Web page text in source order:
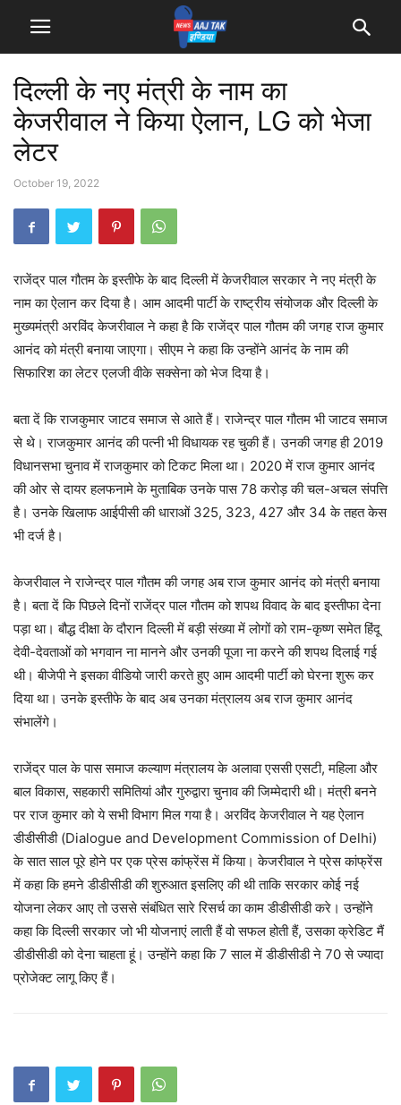
दिल्ली के नए मंत्री के नाम का
केजरीवाल ने किया ऐलान, LG को भेजा
लेटर
October 19, 2022
राजेंद्र पाल गौतम के इस्तीफे के बाद दिल्ली में केजरीवाल सरकार ने नए मंत्री के
नाम का ऐलान कर दिया है। आम आदमी पार्टी के राष्ट्रीय संयोजक और दिल्ली के
मुख्यमंत्री अरविंद केजरीवाल ने कहा है कि राजेंद्र पाल गौतम की जगह राज कुमार
आनंद को मंत्री बनाया जाएगा। सीएम ने कहा कि उन्होंने आनंद के नाम की
सिफारिश का लेटर एलजी वीके सक्सेना को भेज दिया है।
बता दें कि राजकुमार जाटव समाज से आते हैं। राजेन्द्र पाल गौतम भी जाटव समाज
से थे। राजकुमार आनंद की पत्नी भी विधायक रह चुकी हैं। उनकी जगह ही 2019
विधानसभा चुनाव में राजकुमार को टिकट मिला था। 2020 में राज कुमार आनंद
की ओर से दायर हलफनामे के मुताबिक उनके पास 78 करोड़ की चल-अचल संपत्ति
है। उनके खिलाफ आईपीसी की धाराओं 325, 323, 427 और 34 के तहत केस
भी दर्ज है।
केजरीवाल ने राजेन्द्र पाल गौतम की जगह अब राज कुमार आनंद को मंत्री बनाया
है। बता दें कि पिछले दिनों राजेंद्र पाल गौतम को शपथ विवाद के बाद इस्तीफा देना
पड़ा था। बौद्ध दीक्षा के दौरान दिल्ली में बड़ी संख्या में लोगों को राम-कृष्ण समेत हिंदू
देवी-देवताओं को भगवान ना मानने और उनकी पूजा ना करने की शपथ दिलाई गई
थी। बीजेपी ने इसका वीडियो जारी करते हुए आम आदमी पार्टी को घेरना शुरू कर
दिया था। उनके इस्तीफे के बाद अब उनका मंत्रालय अब राज कुमार आनंद
संभालेंगे।
राजेंद्र पाल के पास समाज कल्याण मंत्रालय के अलावा एससी एसटी, महिला और
बाल विकास, सहकारी समितियां और गुरुद्वारा चुनाव की जिम्मेदारी थी। मंत्री बनने
पर राज कुमार को ये सभी विभाग मिल गया है। अरविंद केजरीवाल ने यह ऐलान
डीडीसीडी (Dialogue and Development Commission of Delhi)
के सात साल पूरे होने पर एक प्रेस कांफ्रेंस में किया। केजरीवाल ने प्रेस कांफ्रेंस
में कहा कि हमने डीडीसीडी की शुरुआत इसलिए की थी ताकि सरकार कोई नई
योजना लेकर आए तो उससे संबंधित सारे रिसर्च का काम डीडीसीडी करे। उन्होंने
कहा कि दिल्ली सरकार जो भी योजनाएं लाती हैं वो सफल होती हैं, उसका क्रेडिट मैं
डीडीसीडी को देना चाहता हूं। उन्होंने कहा कि 7 साल में डीडीसीडी ने 70 से ज्यादा
प्रोजेक्ट लागू किए हैं।